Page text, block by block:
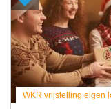
WKR vrijstelling eigen